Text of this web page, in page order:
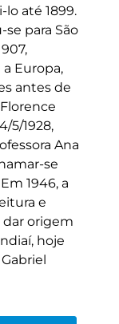
até 1899.
para São
Europa,
antes de
5/1928,
Ana
se
1946, a
e
dar origem
hoje